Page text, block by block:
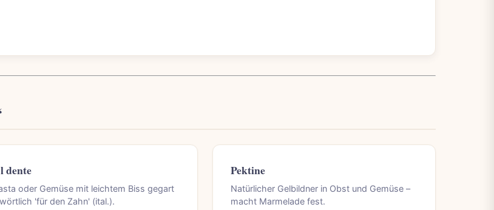
dente
oder Gemüse mit leichtem Biss gegart
'für den Zahn' (ital.).
Pektine
Natürlicher Gelbildner in Obst und Gemüse –
macht Marmelade fest.